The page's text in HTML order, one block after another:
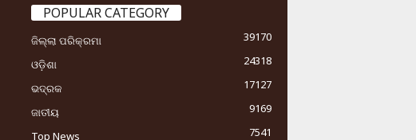
POPULAR CATEGORY
ଜିଲ୍ଲା ପରିକ୍ରମା
39170
ଓଡ଼ିଶା
24318
ଭଦ୍ରକ
17127
ଜାତୀୟ
9169
Top News
7541